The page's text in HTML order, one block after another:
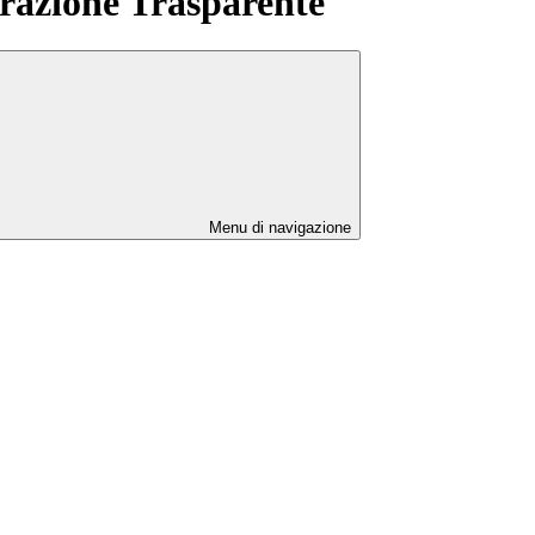
Menu di navigazione